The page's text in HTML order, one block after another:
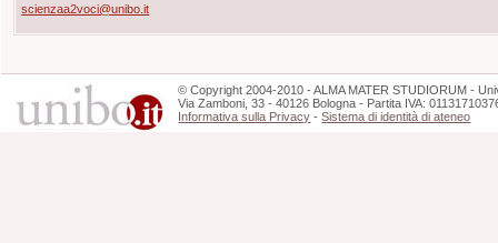
scienzaa2voci@unibo.it
©Copyright 2004-2010 - ALMA MATER STUDIORUM -
Via Zamboni, 33 - 40126 Bologna - Partita IVA:
Informativa sulla Privacy -Sistema di identità di ateneo